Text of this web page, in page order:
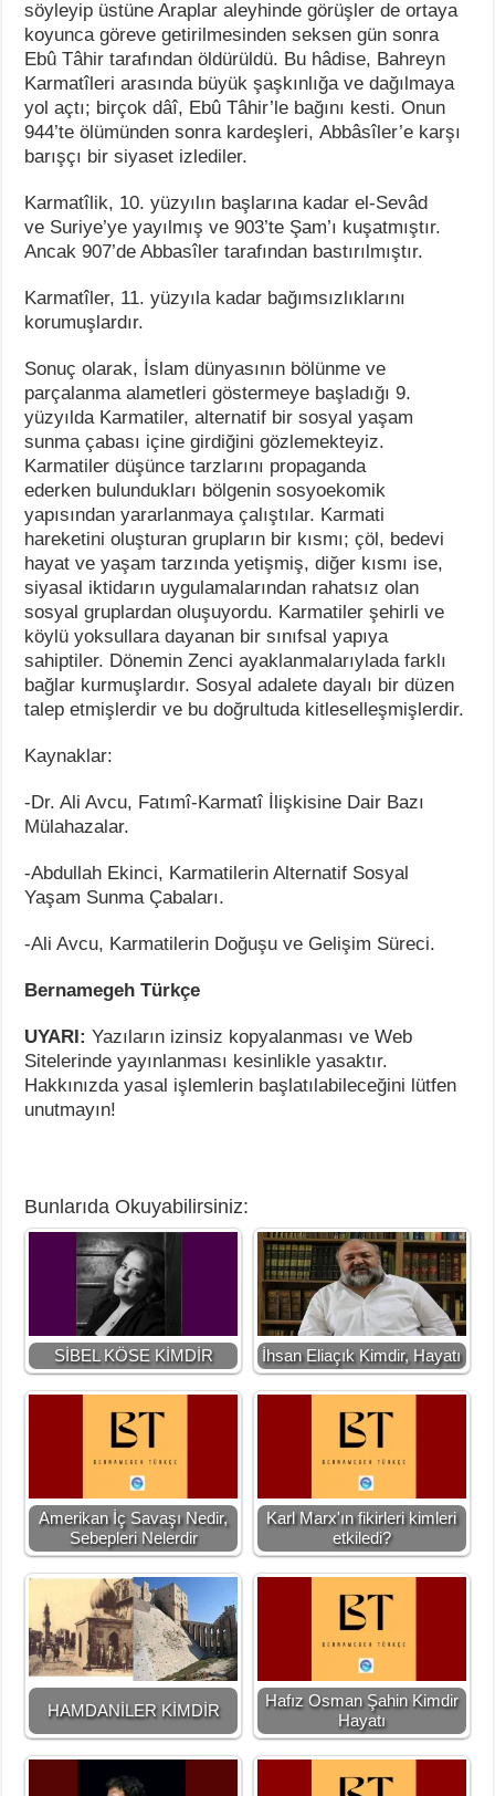
söyleyip üstüne Araplar aleyhinde görüşler de ortaya
koyunca göreve getirilmesinden seksen gün sonra
Ebû Tâhir tarafından öldürüldü. Bu hâdise, Bahreyn
Karmatîleri arasında büyük şaşkınlığa ve dağılmaya
yol açtı; birçok dâî, Ebû Tâhir’le bağını kesti. Onun
944’te ölümünden sonra kardeşleri, Abbâsîler’e karşı
barışçı bir siyaset izlediler.
Karmatîlik, 10. yüzyılın başlarına kadar el-Sevâd
ve Suriye’ye yayılmış ve 903’te Şam’ı kuşatmıştır.
Ancak 907’de Abbasîler tarafından bastırılmıştır.
Karmatîler, 11. yüzyıla kadar bağımsızlıklarını
korumuşlardır.
Sonuç olarak, İslam dünyasının bölünme ve
parçalanma alametleri göstermeye başladığı 9.
yüzyılda Karmatiler, alternatif bir sosyal yaşam
sunma çabası içine girdiğini gözlemekteyiz.
Karmatiler düşünce tarzlarını propaganda
ederken bulundukları bölgenin sosyoekomik
yapısından yararlanmaya çalıştılar. Karmati
hareketini oluşturan grupların bir kısmı; çöl, bedevi
hayat ve yaşam tarzında yetişmiş, diğer kısmı ise,
siyasal iktidarın uygulamalarından rahatsız olan
sosyal gruplardan oluşuyordu. Karmatiler şehirli ve
köylü yoksullara dayanan bir sınıfsal yapıya
sahiptiler. Dönemin Zenci ayaklanmalarıylada farklı
bağlar kurmuşlardır. Sosyal adalete dayalı bir düzen
talep etmişlerdir ve bu doğrultuda kitleselleşmişlerdir.
Kaynaklar:
-Dr. Ali Avcu, Fatımî-Karmatî İlişkisine Dair Bazı
Mülahazalar.
-Abdullah Ekinci, Karmatilerin Alternatif Sosyal
Yaşam Sunma Çabaları.
-Ali Avcu, Karmatilerin Doğuşu ve Gelişim Süreci.
Bernamegeh Türkçe
UYARI: Yazıların izinsiz kopyalanması ve Web
Sitelerinde yayınlanması kesinlikle yasaktır.
Hakkınızda yasal işlemlerin başlatılabileceğini lütfen
unutmayın!
Bunlarıda Okuyabilirsiniz:
SİBEL KÖSE KİMDİR İhsan Eliaçık Kimdir, Hayatı
Amerikan İç Savaşı Nedir,
Sebepleri Nelerdir
Karl Marx'ın fikirleri kimleri
etkiledi?
HAMDANİLER KİMDİR
Hafız Osman Şahin Kimdir
Hayatı